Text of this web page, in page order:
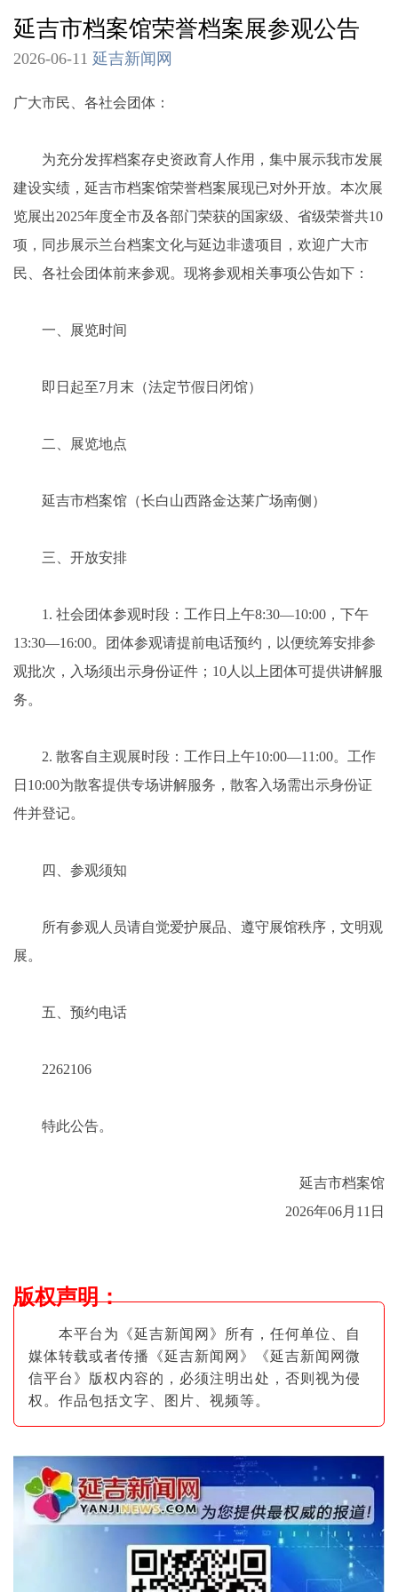
延吉市档案馆荣誉档案展参观公告
2026-06-11 延吉新闻网
广大市民、各社会团体：
为充分发挥档案存史资政育人作用，集中展示我市发展
建设实绩，延吉市档案馆荣誉档案展现已对外开放。本次展
览展出2025年度全市及各部门荣获的国家级、省级荣誉共10
项，同步展示兰台档案文化与延边非遗项目，欢迎广大市
民、各社会团体前来参观。现将参观相关事项公告如下：
一、展览时间
即日起至7月末（法定节假日闭馆）
二、展览地点
延吉市档案馆（长白山西路金达莱广场南侧）
三、开放安排
1. 社会团体参观时段：工作日上午8:30—10:00，下午
13:30—16:00。团体参观请提前电话预约，以便统筹安排参
观批次，入场须出示身份证件；10人以上团体可提供讲解服
务。
2. 散客自主观展时段：工作日上午10:00—11:00。工作
日10:00为散客提供专场讲解服务，散客入场需出示身份证
件并登记。
四、参观须知
所有参观人员请自觉爱护展品、遵守展馆秩序，文明观
展。
五、预约电话
2262106
特此公告。
延吉市档案馆
2026年06月11日
版权声明：
本平台为《延吉新闻网》所有，任何单位、自
媒体转载或者传播《延吉新闻网》《延吉新闻网微
信平台》版权内容的，必须注明出处，否则视为侵
权。作品包括文字、图片 、视频等。